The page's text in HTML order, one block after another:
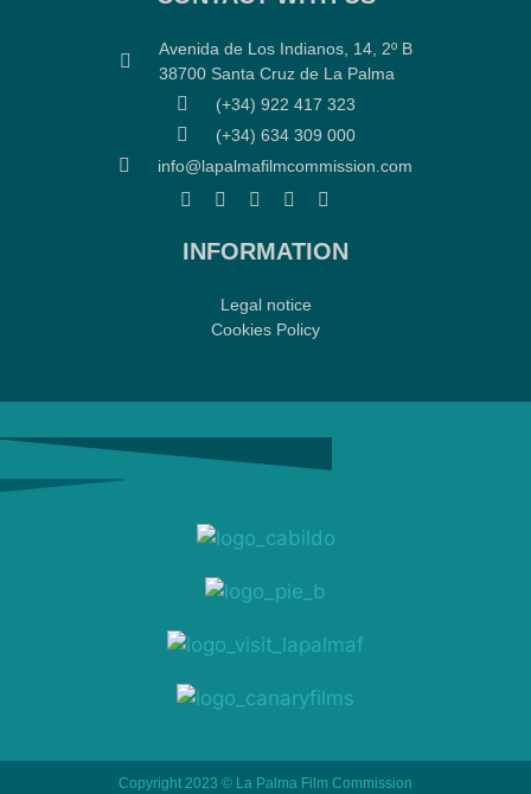
Avenida de Los Indianos, 14, 2º B
38700 Santa Cruz de La Palma
(+34) 922 417 323
(+34) 634 309 000
info@lapalmafilmcommission.com
INFORMATION
Legal notice
Cookies Policy
Copyright 2023 © La Palma Film Commission